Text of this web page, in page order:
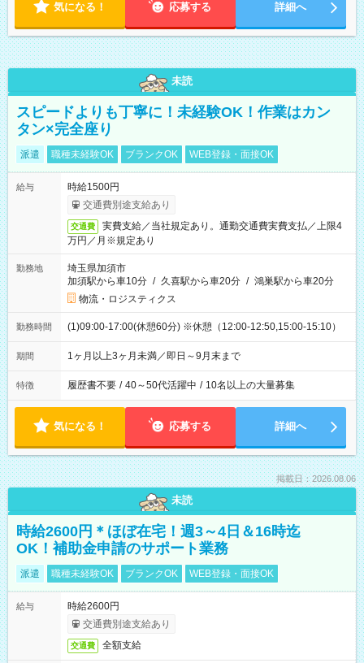
気になる！ 応募する 詳細へ
未読
スピードよりも丁寧に！未経験OK！作業はカン
タン×完全座り
派遣 職種未経験OK ブランクOK WEB登録・面接OK
給与
時給1500円
交通費別途支給あり
交通費
実費支給／当社規定あり。通勤交通費実費支払／上限4
万円／月※規定あり
勤務地
埼玉県加須市
加須駅から車10分 / 久喜駅から車20分 / 鴻巣駅から車20分
物流・ロジスティクス
勤務時間 (1)09:00-17:00(休憩60分) ※休憩（12:00-12:50,15:00-15:10）
期間 1ヶ月以上3ヶ月未満／即日～9月末まで
特徴 履歴書不要 / 40～50代活躍中 / 10名以上の大量募集
気になる！ 応募する 詳細へ
掲載日：2026.08.06
未読
時給2600円＊ほぼ在宅！週3～4日＆16時迄
OK！補助金申請のサポート業務
派遣 職種未経験OK ブランクOK WEB登録・面接OK
給与
時給2600円
交通費別途支給あり
交通費 全額支給